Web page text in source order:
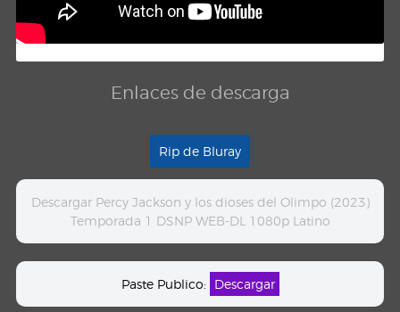
Enlaces de descarga
Rip de Bluray
Descargar Percy Jackson y los dioses del Olimpo (2023)
Temporada 1 DSNP WEB-DL 1080p Latino
Paste Publico: Descargar